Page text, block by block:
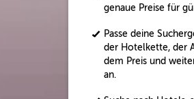
genaue Preise für
Passe deine
der Hotelkette, der
dem Preis und
an.